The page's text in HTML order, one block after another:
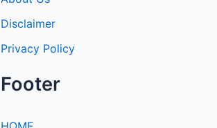
Disclaimer
Privacy Policy
Footer